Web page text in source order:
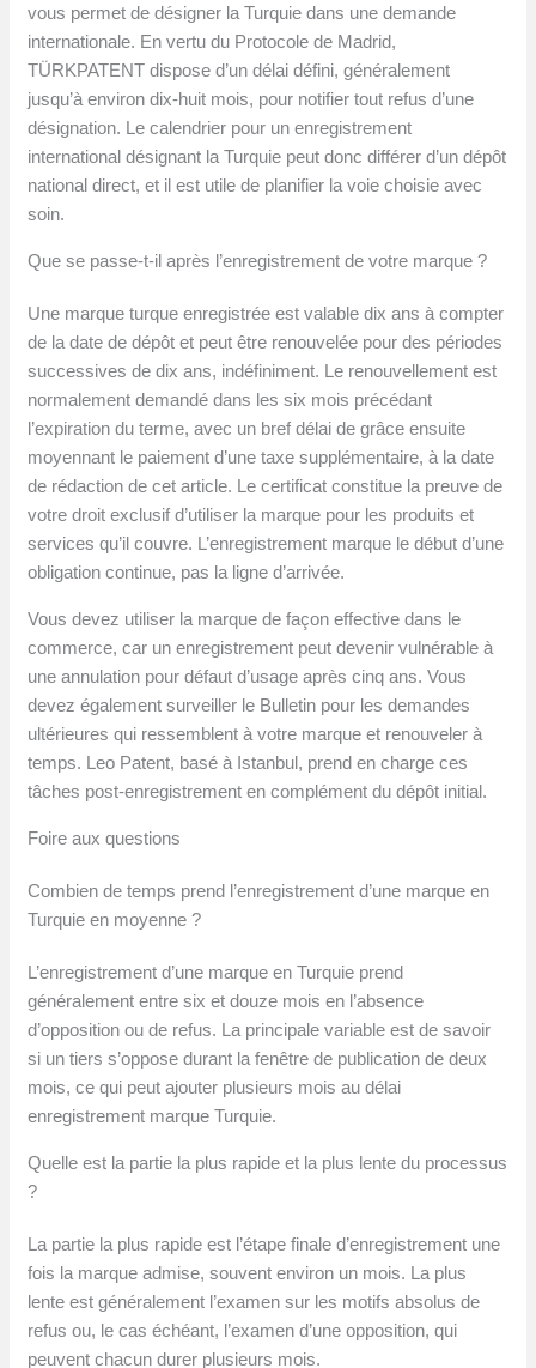
vous permet de désigner la Turquie dans une demande
internationale. En vertu du Protocole de Madrid,
TÜRKPATENT dispose d’un délai défini, généralement
jusqu’à environ dix-huit mois, pour notifier tout refus d’une
désignation. Le calendrier pour un enregistrement
international désignant la Turquie peut donc différer d’un dépôt
national direct, et il est utile de planifier la voie choisie avec
soin.
Que se passe-t-il après l’enregistrement de votre marque ?
Une marque turque enregistrée est valable dix ans à compter
de la date de dépôt et peut être renouvelée pour des périodes
successives de dix ans, indéfiniment. Le renouvellement est
normalement demandé dans les six mois précédant
l’expiration du terme, avec un bref délai de grâce ensuite
moyennant le paiement d’une taxe supplémentaire, à la date
de rédaction de cet article. Le certificat constitue la preuve de
votre droit exclusif d’utiliser la marque pour les produits et
services qu’il couvre. L’enregistrement marque le début d’une
obligation continue, pas la ligne d’arrivée.
Vous devez utiliser la marque de façon effective dans le
commerce, car un enregistrement peut devenir vulnérable à
une annulation pour défaut d’usage après cinq ans. Vous
devez également surveiller le Bulletin pour les demandes
ultérieures qui ressemblent à votre marque et renouveler à
temps. Leo Patent, basé à Istanbul, prend en charge ces
tâches post-enregistrement en complément du dépôt initial.
Foire aux questions
Combien de temps prend l’enregistrement d’une marque en
Turquie en moyenne ?
L’enregistrement d’une marque en Turquie prend
généralement entre six et douze mois en l’absence
d’opposition ou de refus. La principale variable est de savoir
si un tiers s’oppose durant la fenêtre de publication de deux
mois, ce qui peut ajouter plusieurs mois au délai
enregistrement marque Turquie.
Quelle est la partie la plus rapide et la plus lente du processus
?
La partie la plus rapide est l’étape finale d’enregistrement une
fois la marque admise, souvent environ un mois. La plus
lente est généralement l’examen sur les motifs absolus de
refus ou, le cas échéant, l’examen d’une opposition, qui
peuvent chacun durer plusieurs mois.